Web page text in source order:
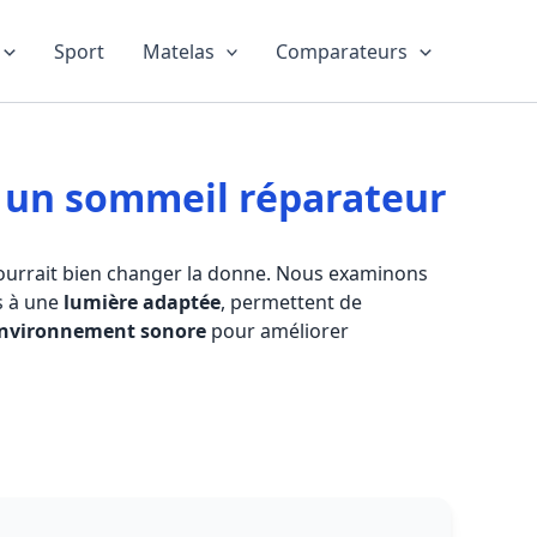
Sport Matelas Comparateurs
sommeil réparateur
bien changer la donne. Nous examinons
à une lumière adaptée, permettent de
sonore pour améliorer